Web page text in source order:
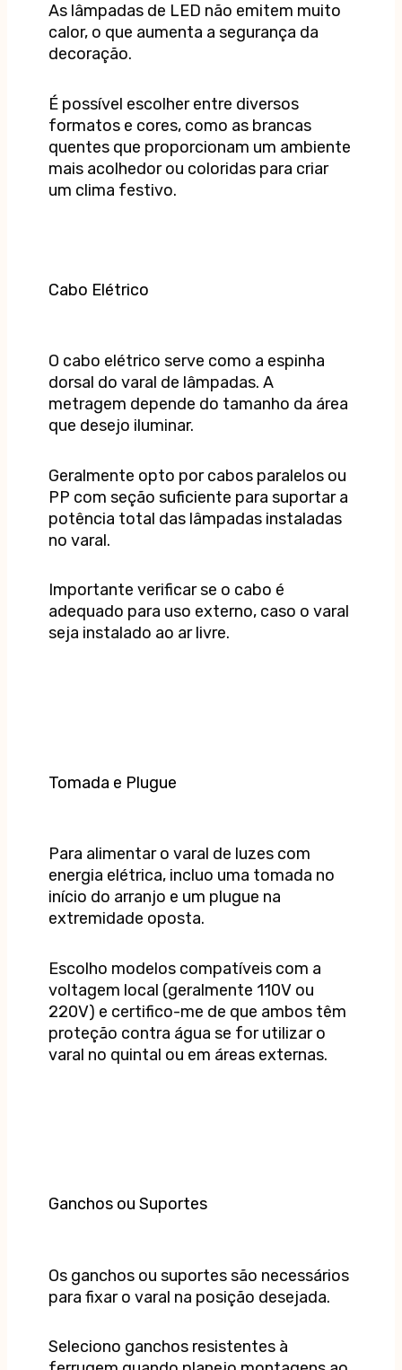
As lâmpadas de LED não emitem muito
calor, o que aumenta a segurança da
decoração.
É possível escolher entre diversos
formatos e cores, como as brancas
quentes que proporcionam um ambiente
mais acolhedor ou coloridas para criar
um clima festivo.
Cabo Elétrico
O cabo elétrico serve como a espinha
dorsal do varal de lâmpadas. A
metragem depende do tamanho da área
que desejo iluminar.
Geralmente opto por cabos paralelos ou
PP com seção suficiente para suportar a
potência total das lâmpadas instaladas
no varal.
Importante verificar se o cabo é
adequado para uso externo, caso o varal
seja instalado ao ar livre.
Tomada e Plugue
Para alimentar o varal de luzes com
energia elétrica, incluo uma tomada no
início do arranjo e um plugue na
extremidade oposta.
Escolho modelos compatíveis com a
voltagem local (geralmente 110V ou
220V) e certifico-me de que ambos têm
proteção contra água se for utilizar o
varal no quintal ou em áreas externas.
Ganchos ou Suportes
Os ganchos ou suportes são necessários
para fixar o varal na posição desejada.
Seleciono ganchos resistentes à